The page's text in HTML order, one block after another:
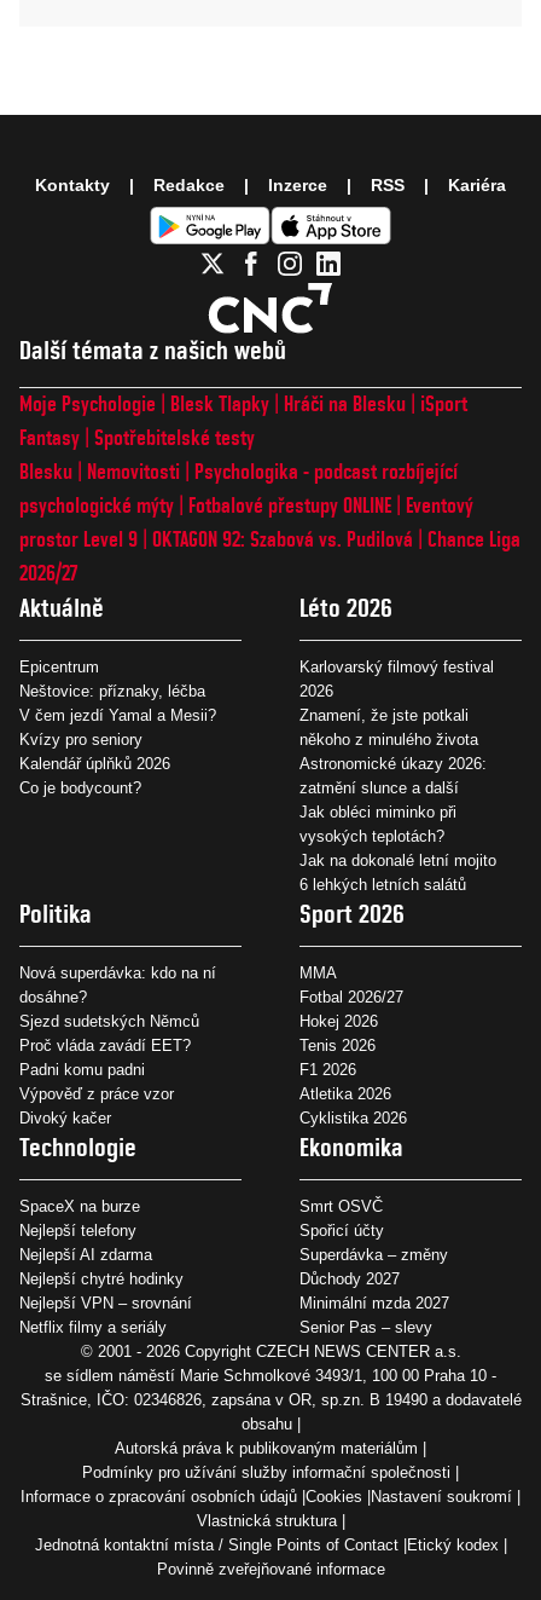
Další témata z našich webů
Moje Psychologie Blesk Tlapky Hráči na Blesku
iSport
Fantasy Spotřebitelské testy
Blesku
Nemovitosti
Psychologika - podcast rozbíjející
psychologické mýty
Fotbalové přestupy ONLINE
Eventový
prostor Level 9 OKTAGON 92: Szabová vs. Pudilová
Chance Liga
2026/27
Aktuálně
Epicentrum
Neštovice: příznaky, léčba
V čem jezdí Yamal a Mesii?
Kvízy pro seniory
Kalendář úplňků 2026
Co je bodycount?
Léto 2026
Karlovarský filmový festival
2026
Znamení, že jste potkali
někoho z minulého života
Astronomické úkazy 2026:
zatmění slunce a další
Jak obléci miminko při
vysokých teplotách?
Jak na dokonalé letní mojito
6 lehkých letních salátů
Politika
Nová superdávka: kdo na ní
dosáhne?
Sjezd sudetských Němců
Proč vláda zavádí EET?
Padni komu padni
Výpověď z práce vzor
Divoký kačer
Sport 2026
MMA
Fotbal 2026/27
Hokej 2026
Tenis 2026
F1 2026
Atletika 2026
Cyklistika 2026
Technologie
SpaceX na burze
Nejlepší telefony
Nejlepší AI zdarma
Nejlepší chytré hodinky
Nejlepší VPN – srovnání
Netflix filmy a seriály
Ekonomika
Smrt OSVČ
Spořicí účty
Superdávka – změny
Důchody 2027
Minimální mzda 2027
Senior Pas – slevy
Kontakty Redakce Inzerce RSS Kariéra
© 2001 - 2026 Copyright CZECH NEWS CENTER a.s.
se sídlem náměstí Marie Schmolkové 3493/1, 100 00 Praha 10 -
Strašnice, IČO: 02346826, zapsána v OR, sp.zn. B 19490 a dodavatelé
obsahu
Autorská práva k publikovaným materiálům
Podmínky pro užívání služby informační společnosti
Informace o zpracování osobních údajů Cookies Nastavení soukromí
Vlastnická struktura
Jednotná kontaktní místa / Single Points of Contact Etický kodex
Povinně zveřejňované informace